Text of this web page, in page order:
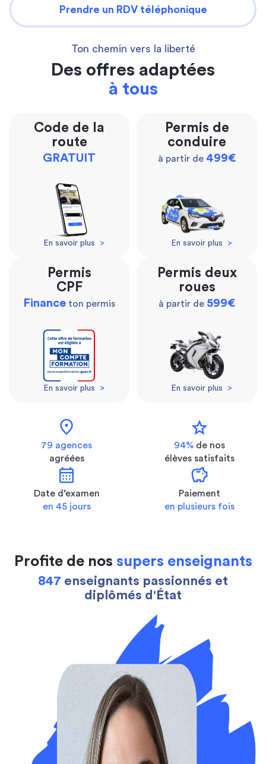
Prendre un RDV téléphonique
Ton chemin vers la liberté
Des offres adaptées
à tous
Code de la
route
GRATUIT
En savoir plus >
Permis de
conduire
à partir de 499€
En savoir plus >
Permis
CPF
Finance ton permis
En savoir plus >
Permis deux
roues
à partir de 599€
En savoir plus >
location_on
79 agences
agréées
star
94% de nos
élèves satisfaits
calendar_month
Date d’examen
en 45 jours
savings
Paiement
en plusieurs fois
Profite de nos supers enseignants
847 enseignants passionnés et
diplômés d'État